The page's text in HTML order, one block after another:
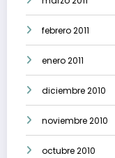
febrero 2011
enero 2011
diciembre 2010
noviembre 2010
octubre 2010